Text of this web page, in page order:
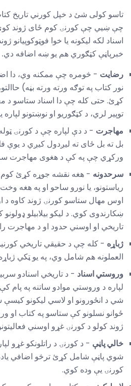
تاسو کولی شئ د خپل کورني تاریخ
چې ښیي چې کورنۍ کوم ځای ژوند کوي
اسناد لکه لیکونه یا خوا فوټوکوپیانو
خبرپاڼې کټګوري هم یو ښه اضافه دي.
رضایت - څومره چې ممکنه وي، دا
نور کتاب په توګه ورته ورته بڼه)
کړئ. حتی کله چې دا اسناد ستاسو د
توپیر لري، د کټګوریو او نوښتونو
مهاجرت - د دې لپاره چې د کورنۍ
بل ته بل ځای ته لیږدول کیږي د یوې
ورکړي چې په کې د هغوی مهاجرت
سرحدونه - هغه نقشه جوړه کړئ
ریاستونو، یا نورو ساحو او په هغه
اوس مهال ستاسو کورنۍ ژوند کاوه د
ښکارندوی کوي. د لیکو بیلابیلو ډولونو
تاریخي او اوسني حدود او د مهاجرت
ژباړه - کله چې د حقیقي تاریخي
العملونه هم شامل وي، په یو ټکي
وروستي اسناد - د تاریخي اسنادو
لپاره د وروستي موادو ساتنه په پام
شي د انځورونو او لاسي لیکونو
ځوانو نسلونو کې ستاسو په کتاب او
ژوند کولو د کورنۍ غړو اوسني
خالي پاڼې - د کورنۍ د راتلونکو غړو
شوي پاڼې شامل کړئ ترڅو اضافي
کورنۍ یې وده کوي.